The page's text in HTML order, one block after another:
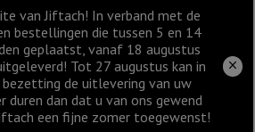
van Jiftach! In verband met de
bestellingen die tussen 5 en 14
geplaatst, vanaf 18 augustus
Tot 27 augustus kan in
de uitlevering van uw
dan dat u van ons gewend
een fijne zomer toegewenst!